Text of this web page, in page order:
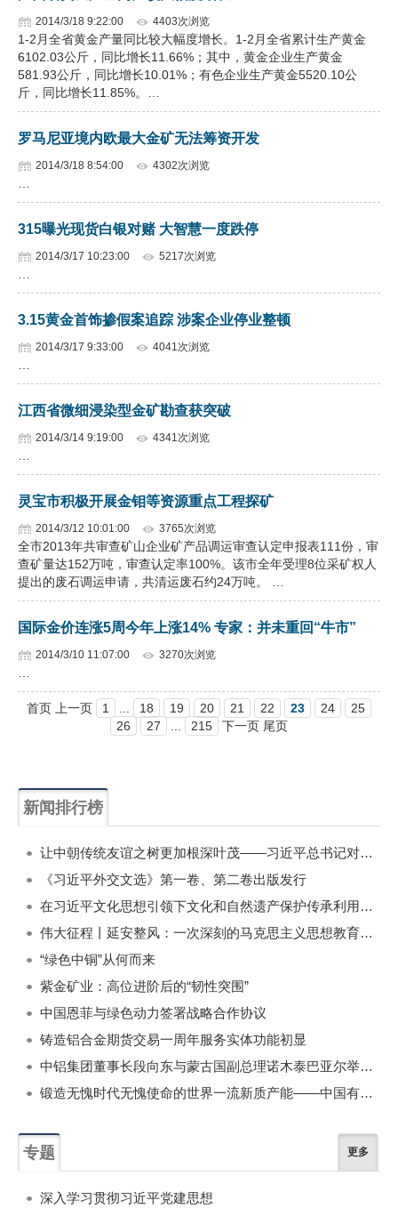
2014/3/18 9:22:00 4403次浏览
1-2月全省黄金产量同比较大幅度增长。1-2月全省累计生产黄金
6102.03公斤，同比增长11.66%；其中，黄金企业生产黄金
581.93公斤，同比增长10.01%；有色企业生产黄金5520.10公
斤，同比增长11.85%。…
罗马尼亚境内欧最大金矿无法筹资开发
2014/3/18 8:54:00 4302次浏览
315曝光现货白银对赌 大智慧一度跌停
2014/3/17 10:23:00 5217次浏览
3.15黄金首饰掺假案追踪 涉案企业停业整顿
2014/3/17 9:33:00 4041次浏览
江西省微细浸染型金矿勘查获突破
2014/3/14 9:19:00 4341次浏览
灵宝市积极开展金钼等资源重点工程探矿
2014/3/12 10:01:00 3765次浏览
全市2013年共审查矿山企业矿产品调运审查认定申报表111份，审
查矿量达152万吨，审查认定率100%。该市全年受理8位采矿权人
提出的废石调运申请，共清运废石约24万吨。 …
国际金价连涨5周今年上涨14% 专家：并未重回“牛市”
2014/3/10 11:07:00 3270次浏览
首页 上一页 1 18 19 20 21 22 23 24
25
26
27 215 下一页 尾页
新闻排行榜
让中朝传统友谊之树更加根深叶茂——习近平总书记对朝鲜进行国事访问纪实
《习近平外交文选》第一卷、第二卷出版发行
在习近平文化思想引领下文化和自然遗产保护传承利用工作开创新局面
伟大征程丨延安整风：一次深刻的马克思主义思想教育运动
“绿色中铜”从何而来
紫金矿业：高位进阶后的“韧性突围”
中国恩菲与绿色动力签署战略合作协议
铸造铝合金期货交易一周年服务实体功能初显
中铝集团董事长段向东与蒙古国副总理诺木泰巴亚尔举行会谈
锻造无愧时代无愧使命的世界一流新质产能——中国有色金属工业的战略应对与破局之道（二）
专题 更多
深入学习贯彻习近平党建思想